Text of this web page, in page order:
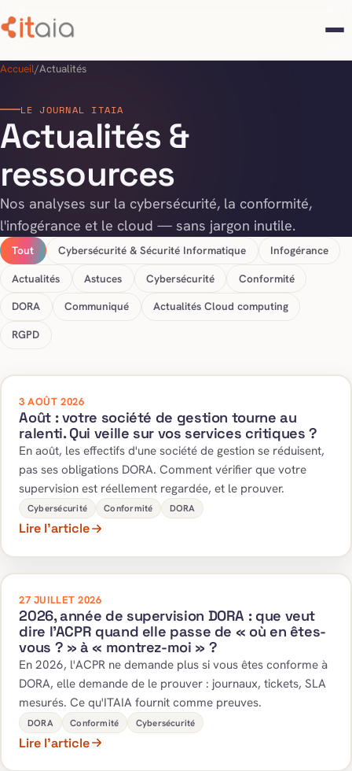
Accueil/Actualités
LE JOURNAL ITAIA
Actualités &
ressources
Nos analyses sur la cybersécurité, la conformité,
l'infogérance et le cloud — sans jargon inutile.
Tout Cybersécurité & Sécurité Informatique
Infogérance
Actualités
Astuces Cybersécurité
Conformité
DORA
Communiqué
Actualités Cloud computing
RGPD
3 AOÛT 2026
Août : votre société de gestion tourne au
ralenti. Qui veille sur vos services critiques ?
En août, les effectifs d'une société de gestion se réduisent,
pas ses obligations DORA. Comment vérifier que votre
supervision est réellement regardée, et le prouver.
Cybersécurité Conformité DORA
Lire l’article
27 JUILLET 2026
2026, année de supervision DORA : que veut
dire l'ACPR quand elle passe de « où en êtes-
vous ? » à « montrez-moi » ?
En 2026, l'ACPR ne demande plus si vous êtes conforme à
DORA, elle demande de le prouver : journaux, tickets, SLA
mesurés. Ce qu'ITAIA fournit comme preuves.
DORA Conformité Cybersécurité
Lire l’article